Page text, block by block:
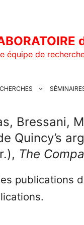
équipe de
Bressani,
Quincy’s
The
publications